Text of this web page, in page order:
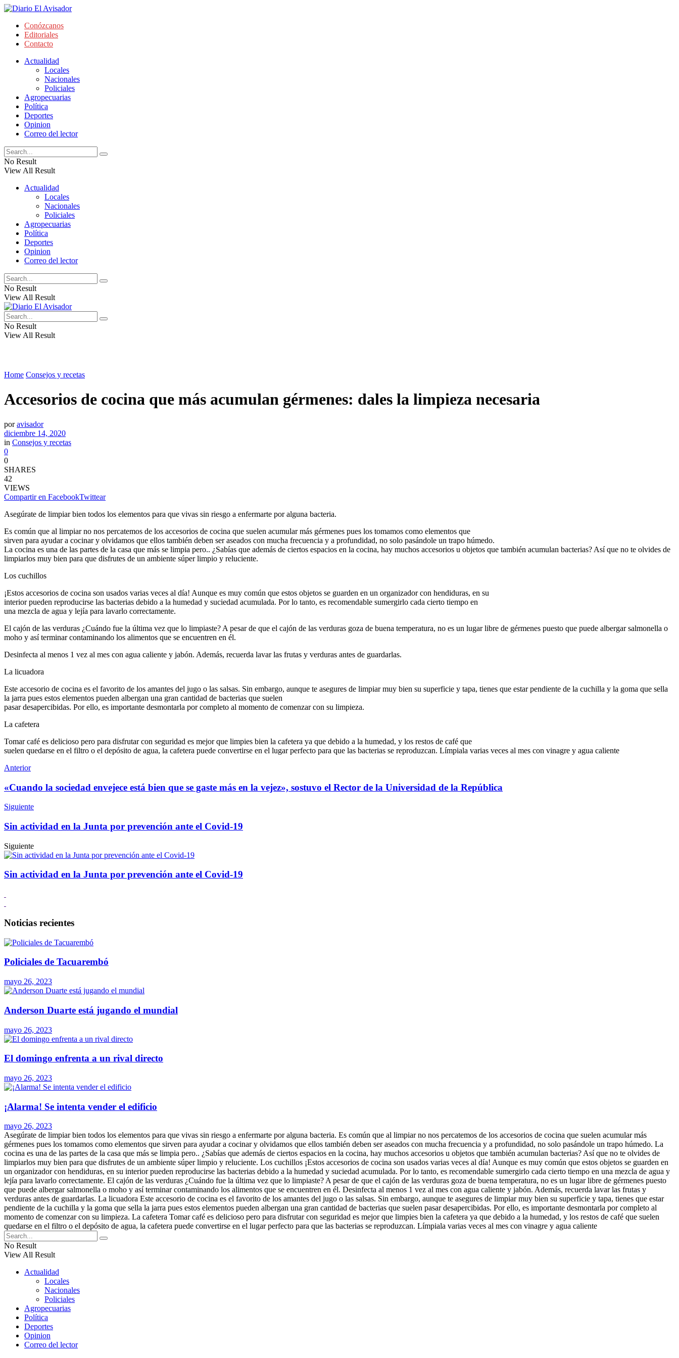
Conózcanos
Editoriales
Contacto
Actualidad
Locales
Nacionales
Policiales
Agropecuarias
Política
Deportes
Opinion
Correo del lector
No Result
View All Result
Actualidad
Locales
Nacionales
Policiales
Agropecuarias
Política
Deportes
Opinion
Correo del lector
No Result
View All Result
No Result
View All Result
Home Consejos y recetas
Accesorios de cocina que más acumulan gérmenes: dales la limpieza necesaria
por avisador
diciembre 14, 2020
in Consejos y recetas
0
0
SHARES
42
VIEWS
Compartir en FacebookTwittear
Asegúrate de limpiar bien todos los elementos para que vivas sin riesgo a enfermarte por alguna bacteria.
Es común que al limpiar no nos percatemos de los accesorios de cocina que suelen acumular más gérmenes pues los tomamos como elementos que
sirven para ayudar a cocinar y olvidamos que ellos también deben ser aseados con mucha frecuencia y a profundidad, no solo pasándole un trapo húmedo.
La cocina es una de las partes de la casa que más se limpia pero.. ¿Sabías que además de ciertos espacios en la cocina, hay muchos accesorios u objetos que también acumulan bacterias? Así que no te olvides de
limpiarlos muy bien para que disfrutes de un ambiente súper limpio y reluciente.
Los cuchillos
¡Estos accesorios de cocina son usados varias veces al día! Aunque es muy común que estos objetos se guarden en un organizador con hendiduras, en su
interior pueden reproducirse las bacterias debido a la humedad y suciedad acumulada. Por lo tanto, es recomendable sumergirlo cada cierto tiempo en
una mezcla de agua y lejía para lavarlo correctamente.
El cajón de las verduras ¿Cuándo fue la última vez que lo limpiaste? A pesar de que el cajón de las verduras goza de buena temperatura, no es un lugar libre de gérmenes puesto que puede albergar salmonella o
moho y así terminar contaminando los alimentos que se encuentren en él.
Desinfecta al menos 1 vez al mes con agua caliente y jabón. Además, recuerda lavar las frutas y verduras antes de guardarlas.
La licuadora
Este accesorio de cocina es el favorito de los amantes del jugo o las salsas. Sin embargo, aunque te asegures de limpiar muy bien su superficie y tapa, tienes que estar pendiente de la cuchilla y la goma que sella
la jarra pues estos elementos pueden albergan una gran cantidad de bacterias que suelen
pasar desapercibidas. Por ello, es importante desmontarla por completo al momento de comenzar con su limpieza.
La cafetera
Tomar café es delicioso pero para disfrutar con seguridad es mejor que limpies bien la cafetera ya que debido a la humedad, y los restos de café que
suelen quedarse en el filtro o el depósito de agua, la cafetera puede convertirse en el lugar perfecto para que las bacterias se reproduzcan. Límpiala varias veces al mes con vinagre y agua caliente
Anterior
«Cuando la sociedad envejece está bien que se gaste más en la vejez», sostuvo el Rector de la Universidad de la República
Siguiente
Sin actividad en la Junta por prevención ante el Covid-19
Siguiente
Sin actividad en la Junta por prevención ante el Covid-19
Noticias recientes
Policiales de Tacuarembó
mayo 26, 2023
Anderson Duarte está jugando el mundial
mayo 26, 2023
El domingo enfrenta a un rival directo
mayo 26, 2023
¡Alarma! Se intenta vender el edificio
mayo 26, 2023
Asegúrate de limpiar bien todos los elementos para que vivas sin riesgo a enfermarte por alguna bacteria. Es común que al limpiar no nos percatemos de los accesorios de cocina que suelen acumular más
gérmenes pues los tomamos como elementos que sirven para ayudar a cocinar y olvidamos que ellos también deben ser aseados con mucha frecuencia y a profundidad, no solo pasándole un trapo húmedo. La
cocina es una de las partes de la casa que más se limpia pero.. ¿Sabías que además de ciertos espacios en la cocina, hay muchos accesorios u objetos que también acumulan bacterias? Así que no te olvides de
limpiarlos muy bien para que disfrutes de un ambiente súper limpio y reluciente. Los cuchillos ¡Estos accesorios de cocina son usados varias veces al día! Aunque es muy común que estos objetos se guarden en
un organizador con hendiduras, en su interior pueden reproducirse las bacterias debido a la humedad y suciedad acumulada. Por lo tanto, es recomendable sumergirlo cada cierto tiempo en una mezcla de agua y
lejía para lavarlo correctamente. El cajón de las verduras ¿Cuándo fue la última vez que lo limpiaste? A pesar de que el cajón de las verduras goza de buena temperatura, no es un lugar libre de gérmenes puesto
que puede albergar salmonella o moho y así terminar contaminando los alimentos que se encuentren en él. Desinfecta al menos 1 vez al mes con agua caliente y jabón. Además, recuerda lavar las frutas y
verduras antes de guardarlas. La licuadora Este accesorio de cocina es el favorito de los amantes del jugo o las salsas. Sin embargo, aunque te asegures de limpiar muy bien su superficie y tapa, tienes que estar
pendiente de la cuchilla y la goma que sella la jarra pues estos elementos pueden albergan una gran cantidad de bacterias que suelen pasar desapercibidas. Por ello, es importante desmontarla por completo al
momento de comenzar con su limpieza. La cafetera Tomar café es delicioso pero para disfrutar con seguridad es mejor que limpies bien la cafetera ya que debido a la humedad, y los restos de café que suelen
quedarse en el filtro o el depósito de agua, la cafetera puede convertirse en el lugar perfecto para que las bacterias se reproduzcan. Límpiala varias veces al mes con vinagre y agua caliente
No Result
View All Result
Actualidad
Locales
Nacionales
Policiales
Agropecuarias
Política
Deportes
Opinion
Correo del lector